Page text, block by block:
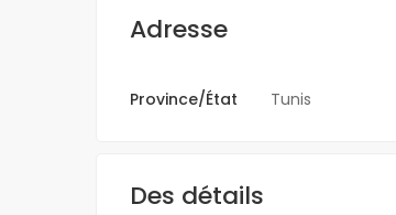
Adresse
Province/État Tunis
Des détails